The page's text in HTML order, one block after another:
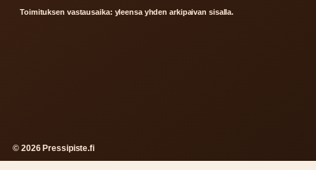
Toimituksen vastausaika: yleensa yhden arkipaivan sisalla.
© 2026 Pressipiste.fi